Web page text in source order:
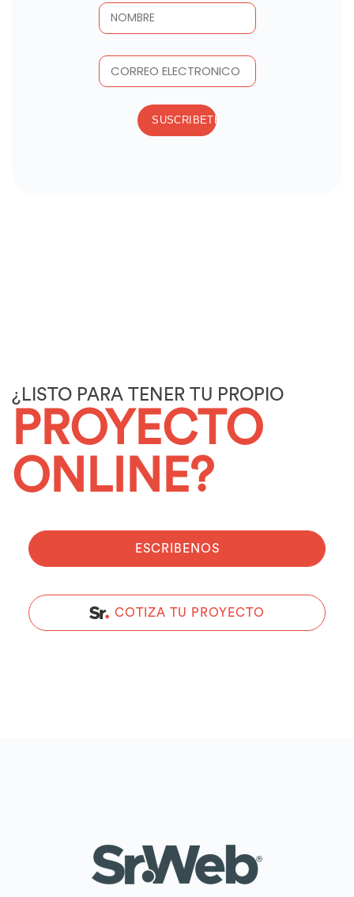
¿LISTO PARA TENER TU PROPIO
PROYECTO
ONLINE?
ESCRIBENOS
COTIZA TU PROYECTO